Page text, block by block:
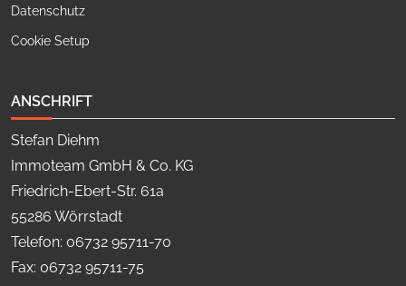
Datenschutz
Cookie Setup
ANSCHRIFT
Stefan Diehm
Immoteam GmbH & Co. KG
Friedrich-Ebert-Str. 61a
55286 Wörrstadt
Telefon: 06732 95711-70
Fax: 06732 95711-75